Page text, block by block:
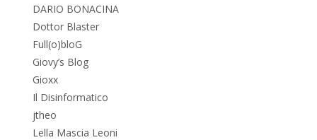
DARIO BONACINA
Dottor Blaster
Full(o)bloG
Giovy’s Blog
Gioxx
Il Disinformatico
jtheo
Lella Mascia Leoni